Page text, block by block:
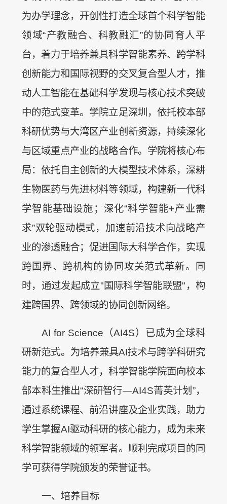
为办学理念，开创性打造全球首个科学智能
领域“产教融合、科教融汇”的协同育人平
台，着力于培养兼具科学智能素养、跨学科
创新能力和国际视野的交叉复合型人才，推
动人工智能在基础科学发现与核心技术突破
中的范式变革。学院立足深圳，依托校本部
科研优势与大湾区产业创新资源，持续深化
与区域重点产业的战略合作。学院将核心布
局：依托自主创新的大模型技术体系，深耕
生物医药与先进材料等领域，构建新一代科
学智能基础设施；深化“科学智能+产业需
求”双轮驱动模式，加速前沿技术向战略产
业的渗透融合；促进国际大科学合作，实现
跨国界、跨机构的协同攻关范式革新。同
时，通过发起成立"国际科学智能联盟"，构
建跨国界、跨领域的协同创新网络。
AI for Science（AI4S）已成为全球科
研新范式。为培养兼具AI技术与跨学科研究
能力的复合型人才，科学智能学院面向校本
部本科生推出“深研智行—AI4S菁英计划”，
通过系统课程、前沿讲座及企业实践，助力
学生掌握AI驱动科研的核心能力，成为未来
科学智能领域的领军者。顺利完成项目的同
学可获得学院颁发的荣誉证书。
一、培养目标